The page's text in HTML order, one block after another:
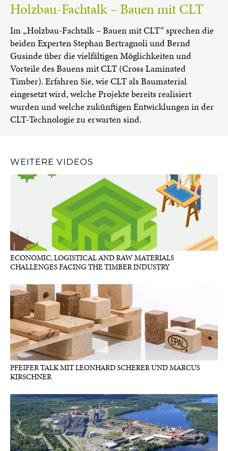
Holzbau-Fachtalk – Bauen mit CLT
Im „Holzbau-Fachtalk – Bauen mit CLT“ sprechen die
beiden Experten Stephan Bertragnoli und Bernd
Gusinde über die vielfältigen Möglichkeiten und
Vorteile des Bauens mit CLT (Cross Laminated
Timber). Erfahren Sie, wie CLT als Baumaterial
eingesetzt wird, welche Projekte bereits realisiert
wurden und welche zukünftigen Entwicklungen in der
CLT-Technologie zu erwarten sind.
WEITERE VIDEOS
ECONOMIC, LOGISTICAL AND RAW MATERIALS
CHALLENGES FACING THE TIMBER INDUSTRY
PFEIFER TALK MIT LEONHARD SCHERER UND MARCUS
KIRSCHNER